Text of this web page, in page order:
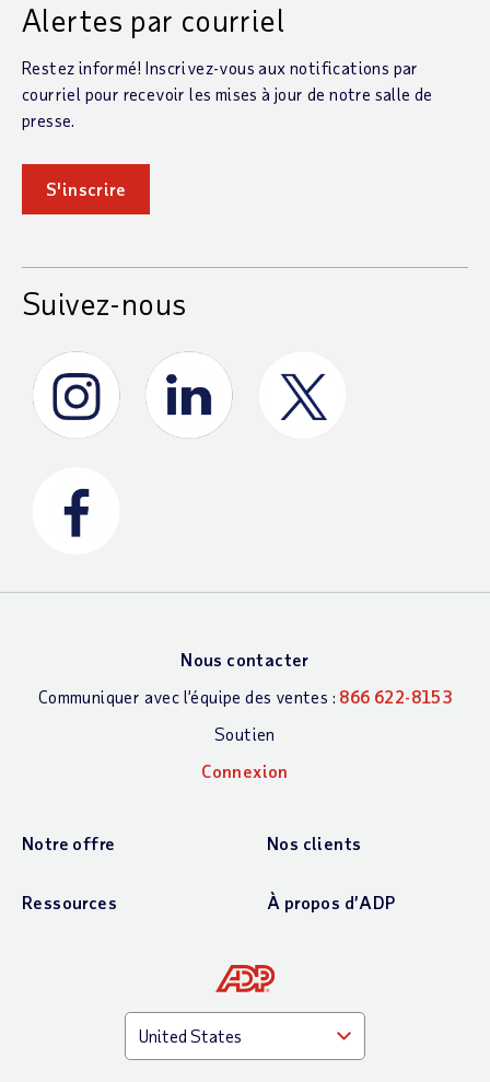
Alertes par courriel
Restez informé! Inscrivez-vous aux notifications par
courriel pour recevoir les mises à jour de notre salle de
presse.
S'inscrire
Suivez-nous
Nous contacter
Communiquer avec l’équipe des ventes : 866 622-8153
Soutien
Connexion
Notre offre Nos clients
Ressources À propos d’ADP